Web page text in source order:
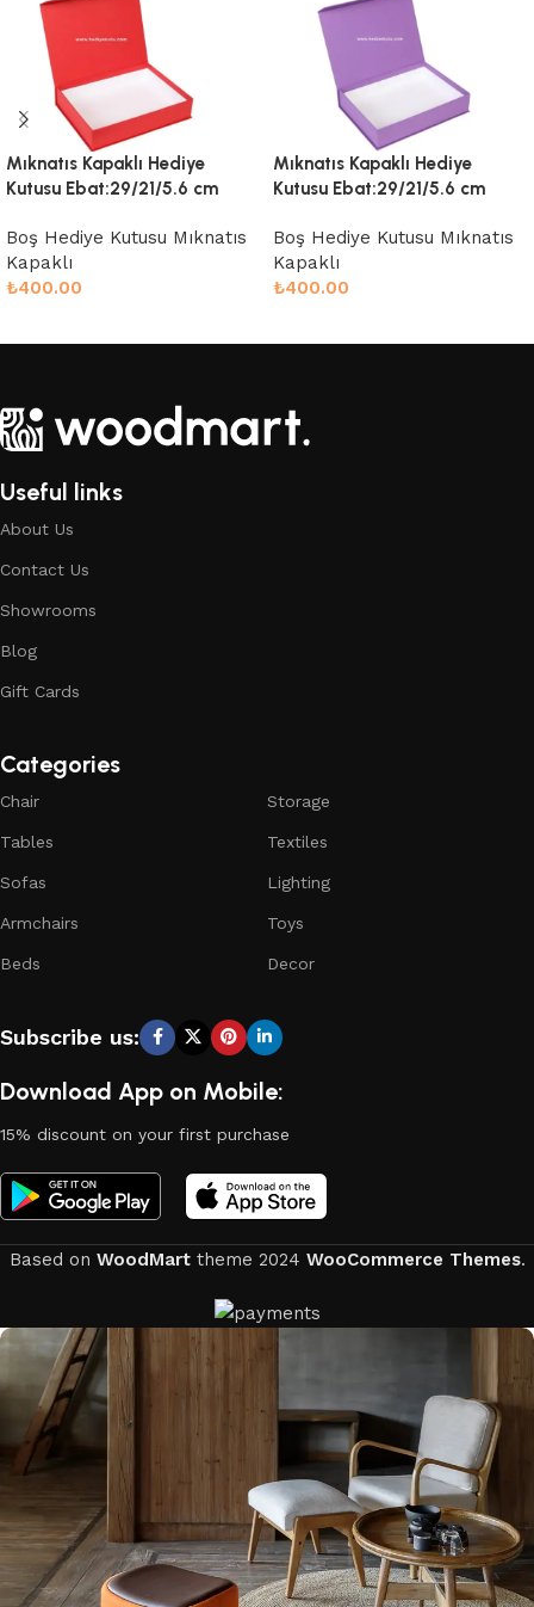
Mıknatıs Kapaklı Hediye
Kutusu Ebat:29/21/5.6 cm
Boş Hediye Kutusu Mıknatıs
Kapaklı
₺400.00
Mıknatıs Kapaklı Hediye
Kutusu Ebat:29/21/5.6 cm
Boş Hediye Kutusu Mıknatıs
Kapaklı
₺400.00
Useful links
About Us
Contact Us
Showrooms
Blog
Gift Cards
Categories
Chair
Tables
Sofas
Armchairs
Beds
Storage
Textiles
Lighting
Toys
Decor
Subscribe us:
Download App on Mobile:
15% discount on your first purchase
Based on WoodMarttheme 2024 WooCommerce Themes.